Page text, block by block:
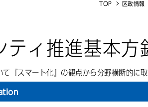
TOP 区政情報
ティ推進基本方
『スマート化』の観点から分野横断的に取